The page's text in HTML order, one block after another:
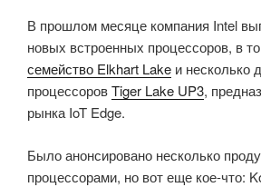
В прошлом месяце компания Intel
новых встроенных процессоров, в
семейство Elkhart Lake и несколько
процессоровTiger Lake UP3,
рынка IoT Edge.
Было анонсировано несколько
процессорами, но вот еще кое-что: